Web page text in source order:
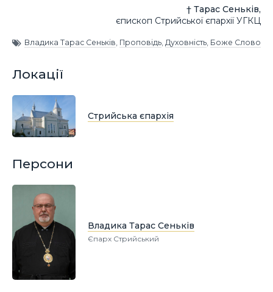
† Тарас Сеньків,
єпископ Стрийської єпархії УГКЦ
Владика Тарас Сеньків Проповідь Духовність Боже Слово
Локації
Стрийська єпархія
Персони
Владика Тарас Сеньків
Єпарх Стрийський